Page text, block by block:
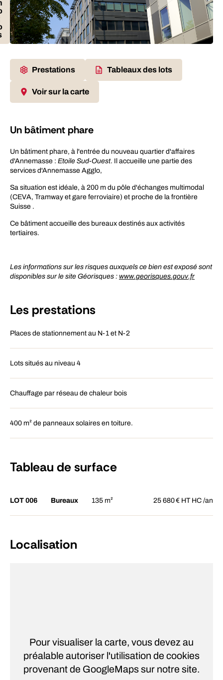
Prestations Tableaux des lots
Voir sur la carte
Un bâtiment phare
Un bâtiment phare, à l'entrée du nouveau quartier d'affaires
d'Annemasse : Etoile Sud-Ouest. Il accueille une partie des
services d'Annemasse Agglo,
Sa situation est idéale, à 200 m du pôle d'échanges multimodal
(CEVA, Tramway et gare ferroviaire) et proche de la frontière
Suisse .
Ce bâtiment accueille des bureaux destinés aux activités
tertiaires.
Les informations sur les risques auxquels ce bien est exposé sont
disponibles sur le site Géorisques : www.georisques.gouv.fr
Les prestations
Places de stationnement au N-1 et N-2
Lots situés au niveau 4
Chauffage par réseau de chaleur bois
400 m² de panneaux solaires en toiture.
Tableau de surface
LOT 006 Bureaux 135 m² 25 680€ HT HC /an
Localisation
Pour visualiser la carte, vous devez au
préalable autoriser l'utilisation de cookies
provenant de GoogleMaps sur notre site.